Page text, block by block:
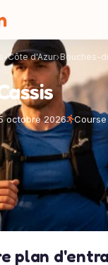
Côte d'Azur Bouches-
octobre 2026
plan
cookies